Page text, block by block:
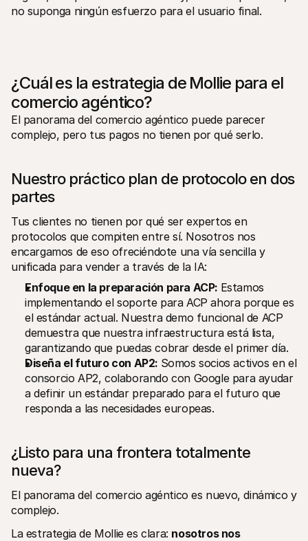
no suponga ningún esfuerzo para el usuario final.
¿Cuál es la estrategia de Mollie para el
comercio agéntico?
El panorama del comercio agéntico puede parecer
complejo, pero tus pagos no tienen por qué serlo.
Nuestro práctico plan de protocolo en dos
partes
Tus clientes no tienen por qué ser expertos en
protocolos que compiten entre sí. Nosotros nos
encargamos de eso ofreciéndote una vía sencilla y
unificada para vender a través de la IA:
Enfoque en la preparación para ACP: Estamos
implementando el soporte para ACP ahora porque es
el estándar actual. Nuestra demo funcional de ACP
demuestra que nuestra infraestructura está lista,
garantizando que puedas cobrar desde el primer día.
Diseña el futuro con AP2: Somos socios activos en el
consorcio AP2, colaborando con Google para ayudar
a definir un estándar preparado para el futuro que
responda a las necesidades europeas.
¿Listo para una frontera totalmente
nueva?
El panorama del comercio agéntico es nuevo, dinámico y
complejo.
La estrategia de Mollie es clara: nosotros nos